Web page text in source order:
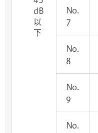
dB
以
下
No.
7
No.
8
No.
9
No.